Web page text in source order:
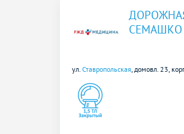
ул. Ставропольская , домовл. 23,